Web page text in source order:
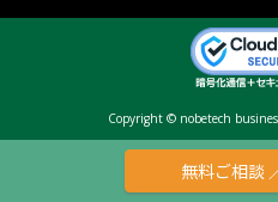
Copyright © nobetech
無料ご相談